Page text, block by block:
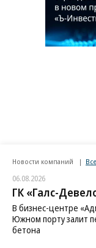
Новости компаний Все
06.08.2026
ГК «Галс-
В бизнес-центре
Южном порту залит
бетона